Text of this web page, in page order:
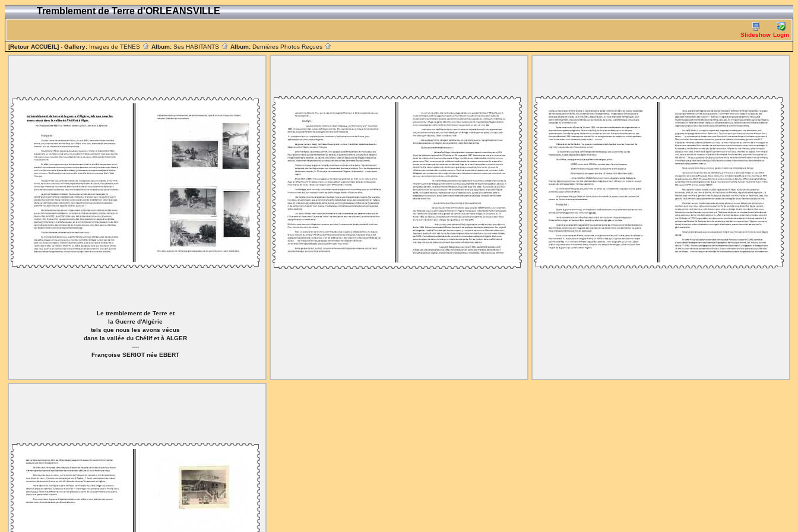
Tremblement de Terre d'ORLEANSVILLE
Slideshow Login
[Retour ACCUEIL] - Gallery: Images de TENES Album: Ses HABITANTS Album: Dernières Photos Reçues
Le tremblement de Terre et
la Guerre d'Algérie
tels que nous les avons vécus
dans la vallée du Chélif et à ALGER
----
Françoise SERIOT née EBERT